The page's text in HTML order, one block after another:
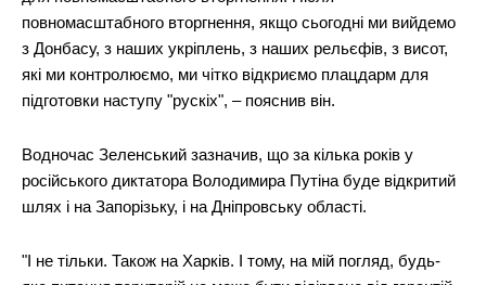
повномасштабного вторгнення, якщо сьогодні ми вийдемо
з Донбасу, з наших укріплень, з наших рельєфів, з висот,
які ми контролюємо, ми чітко відкриємо плацдарм для
підготовки наступу "рускіх", – пояснив він.
Водночас Зеленський зазначив, що за кілька років у
російського диктатора Володимира Путіна буде відкритий
шлях і на Запорізьку, і на Дніпровську області.
"І не тільки. Також на Харків. І тому, на мій погляд, будь-